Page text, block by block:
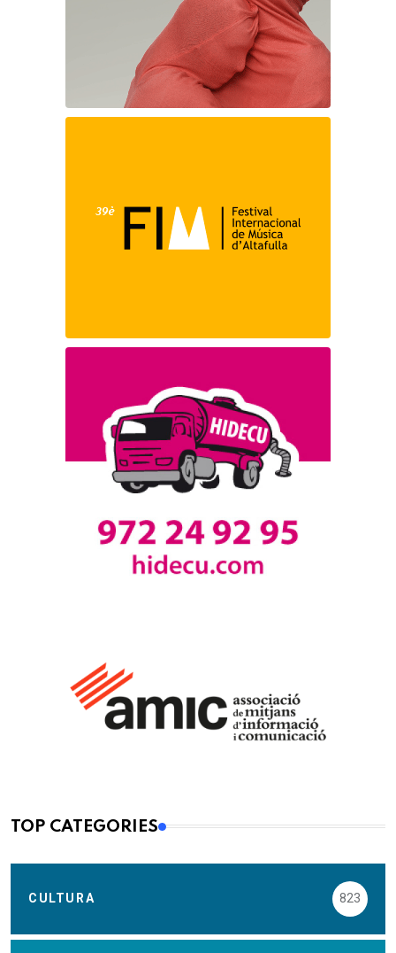
TOP CATEGORIES
CULTURA 823